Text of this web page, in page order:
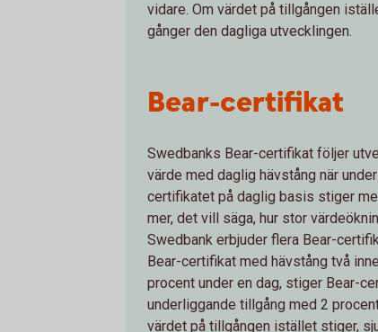
vidare. Om värdet på tillgången
gånger den dagliga utvecklingen.
Bear-certifikat
Swedbanks Bear-certifikat följer
värde med daglig hävstång när
certifikatet på daglig basis stiger
mer, det vill säga, hur stor
Swedbank erbjuder flera Bear-
Bear-certifikat med hävstång två
procent under en dag, stiger Bear-
underliggande tillgång med 2
värdet på tillgången istället stiger,